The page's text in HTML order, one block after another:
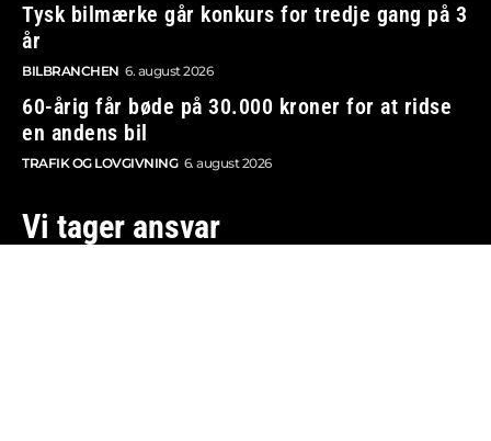
Tysk bilmærke går konkurs for tredje gang på 3
år
BILBRANCHEN 6. august 2026
60-årig får bøde på 30.000 kroner for at ridse
en andens bil
TRAFIK OG LOVGIVNING 6. august 2026
Vi tager ansvar